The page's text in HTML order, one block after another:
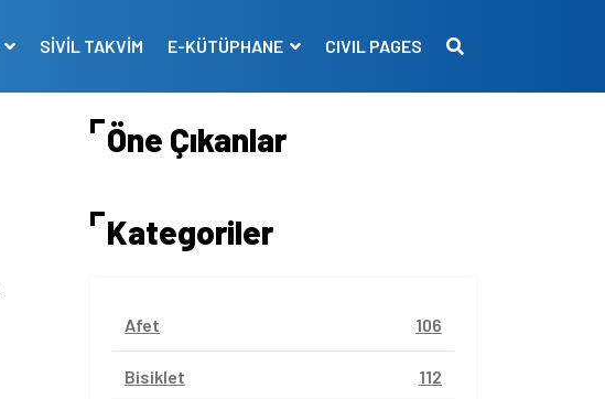
SİVİL TAKVİM E-KÜTÜPHANE CIVIL PAGES
Öne Çıkanlar
Kategoriler
Afet 106
Bisiklet 112